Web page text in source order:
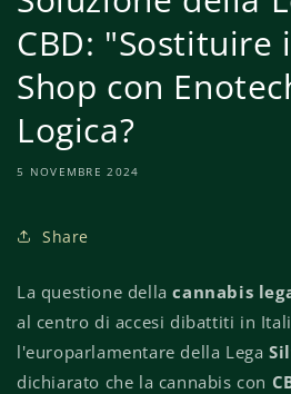
CBD: "Sostituire
Shop con
Logica?
5 NOVEMBRE 2024
Share
La questione dellacannabis
al centro di accesi dibattiti in
l'europarlamentare della Lega
dichiarato che la cannabis con